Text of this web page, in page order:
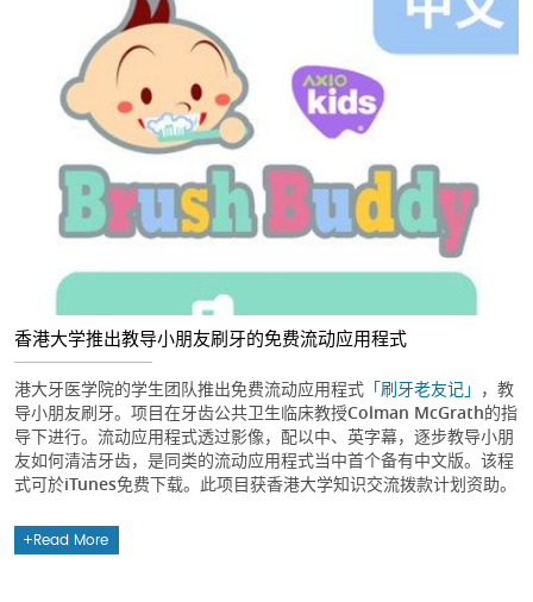
香港大学推出教导小朋友刷牙的免费流动应用程式
港大牙医学院的学生团队推出免费流动应用程式 「刷牙老友记」 ，教
导小朋友刷牙。项目在牙齿公共卫生临床教授Colman McGrath的指
导下进行。流动应用程式透过影像，配以中、英字幕，逐步教导小朋
友如何清洁牙齿，是同类的流动应用程式当中首个备有中文版。该程
式可於iTunes免费下载。此项目获香港大学知识交流拨款计划资助。
Read More